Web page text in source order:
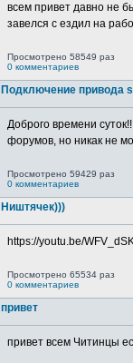
всем привет давно не
завелся с ездил на
Просмотрено 58549 раз
0 комментариев
Подключение привода
Доброго времени
форумов, но никак не
Просмотрено 59429 раз
0 комментариев
Ништячек)))
https://youtu.be/
Просмотрено 65534 раз
0 комментариев
привет
привет всем Читинцы